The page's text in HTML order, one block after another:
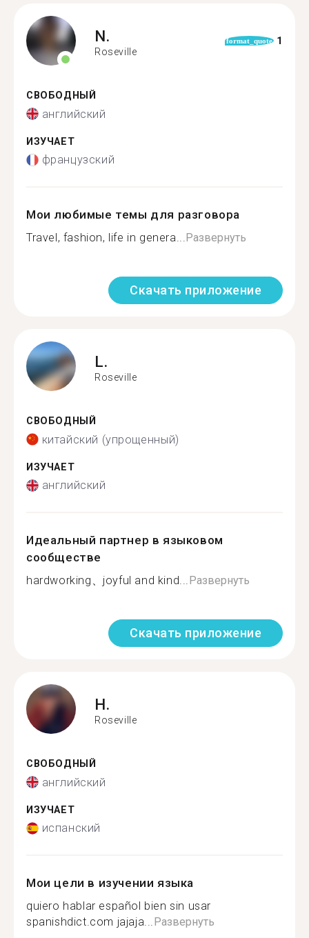
N.
Roseville
format_quote 1
СВОБОДНЫЙ
английский
ИЗУЧАЕТ
французский
Мои любимые темы для разговора
Travel, fashion, life in genera...Развернуть
Скачать приложение
L.
Roseville
СВОБОДНЫЙ
китайский (упрощенный)
ИЗУЧАЕТ
английский
Идеальный партнер в языковом
сообществе
hardworking、joyful and kind...Развернуть
Скачать приложение
H.
Roseville
СВОБОДНЫЙ
английский
ИЗУЧАЕТ
испанский
Мои цели в изучении языка
quiero hablar español bien sin usar
spanishdict.com jajaja...Развернуть